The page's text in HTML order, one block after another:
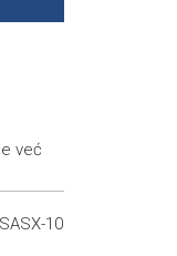
and
već
10